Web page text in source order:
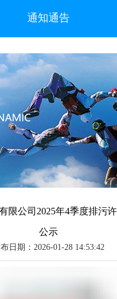
通知通告
限公司2025年4季度排污
公示
日期：2026-01-28 14:53:42